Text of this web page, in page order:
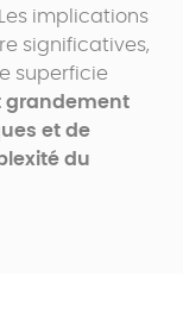
implications
significatives,
superficie
grandement
et de
du